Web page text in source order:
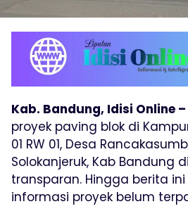
Kab. Bandung, Idisi Online –
proyek paving blok di
01 RW 01, Desa
Solokanjeruk, Kab Bandung
transparan. Hingga berita
informasi proyek belum